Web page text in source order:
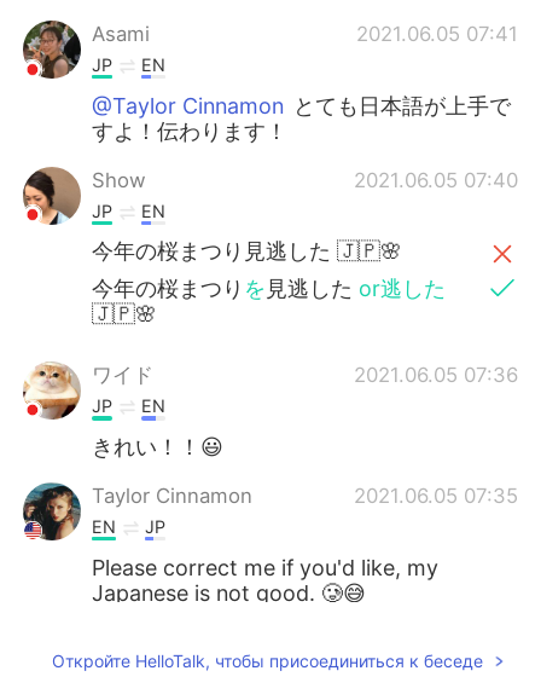
Asami 2021.06.05 07:41
JP EN
@Taylor Cinnamon とても日本語が上手で
すよ！伝わります！
Show 2021.06.05 07:40
JP EN
今年の桜まつり見逃した 🇯🇵🌸
今年の桜まつり を 見逃した or逃した
🇯🇵🌸
ワイド 2021.06.05 07:36
JP EN
きれい！！😃
Taylor Cinnamon 2021.06.05 07:35
EN JP
Please correct me if you'd like, my
Japanese is not good. 🥲😅
Откройте HelloTalk, чтобы присоединиться к беседе